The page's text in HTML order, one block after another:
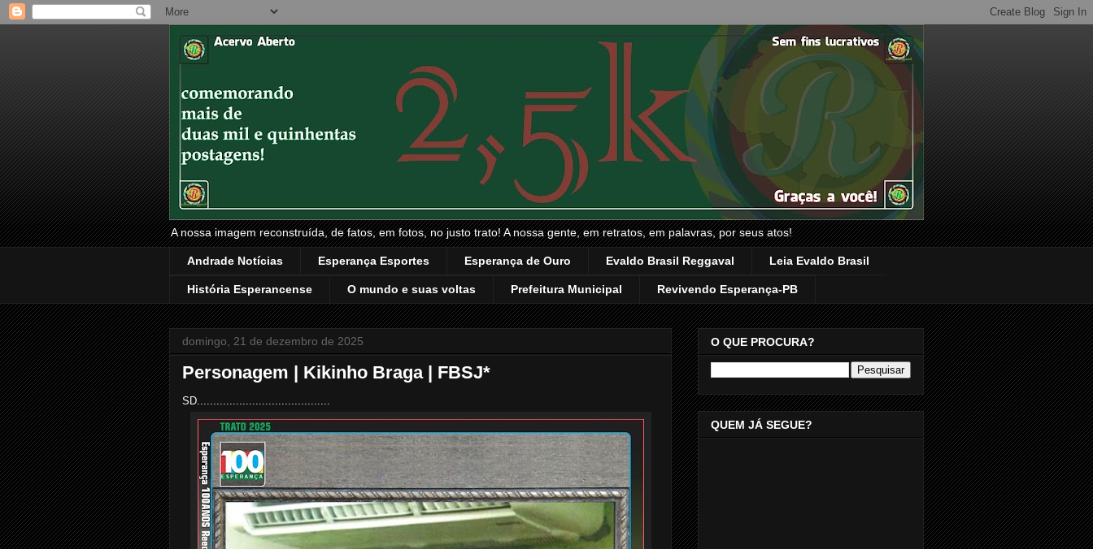
A nossa imagem reconstruída, de fatos, em fotos, no justo trato! A nossa gente, em retratos, em palavras, por seus atos!
Andrade Notícias Esperança Esportes Esperança de Ouro Evaldo Brasil Reggaval Leia Evaldo Brasil
História Esperancense O mundo e suas voltas Prefeitura Municipal Revivendo Esperança-PB
domingo, 21 de dezembro de 2025
Personagem | Kikinho Braga | FBSJ*
SD.........................................
O QUE PROCURA?
QUEM JÁ SEGUE?